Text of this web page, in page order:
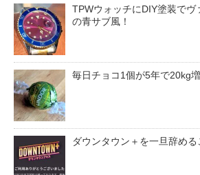
TPWウォッチにDIY塗装でヴ
の青サブ風！
毎日チョコ1個が5年で20kg
ダウンタウン＋を一旦辞め